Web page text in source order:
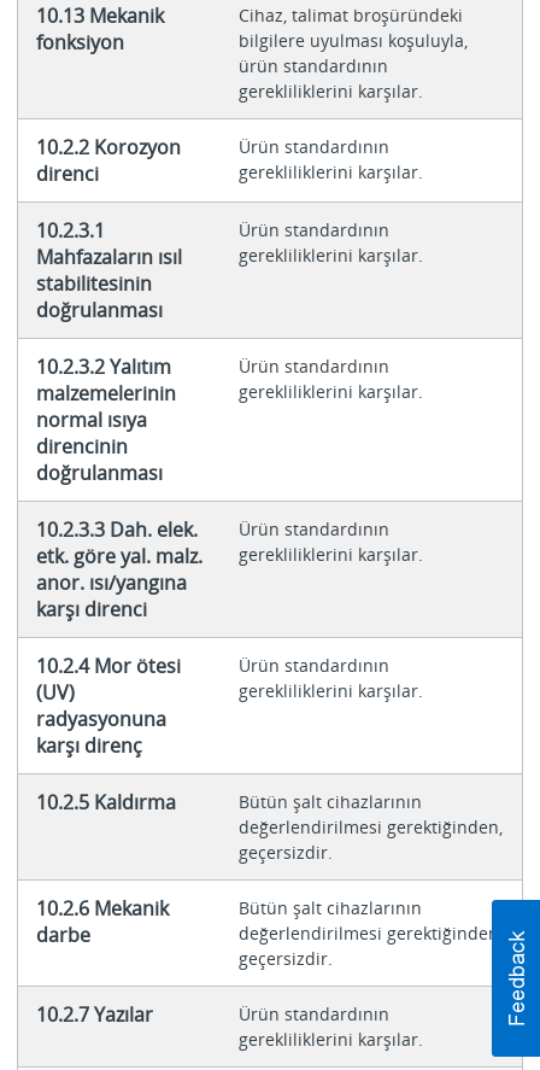
10.13 Mekanik
fonksiyon
Cihaz, talimat broşüründeki
bilgilere uyulması koşuluyla,
ürün standardının
gerekliliklerini karşılar.
10.2.2 Korozyon
direnci
Ürün standardının
gerekliliklerini karşılar.
10.2.3.1
Mahfazaların ısıl
stabilitesinin
doğrulanması
Ürün standardının
gerekliliklerini karşılar.
10.2.3.2 Yalıtım
malzemelerinin
normal ısıya
direncinin
doğrulanması
Ürün standardının
gerekliliklerini karşılar.
10.2.3.3 Dah. elek.
etk. göre yal. malz.
anor. ısı/yangına
karşı direnci
Ürün standardının
gerekliliklerini karşılar.
10.2.4 Mor ötesi
(UV)
radyasyonuna
karşı direnç
Ürün standardının
gerekliliklerini karşılar.
10.2.5 Kaldırma
Bütün şalt cihazlarının
değerlendirilmesi gerektiğinden,
geçersizdir.
10.2.6 Mekanik
darbe
Bütün şalt cihazlarının
değerlendirilmesi gerektiğinden,
geçersizdir.
10.2.7 Yazılar
Ürün standardının
gerekliliklerini karşılar.